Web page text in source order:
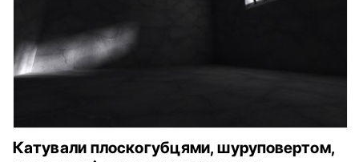
Катували плоскогубцями, шуруповертом,